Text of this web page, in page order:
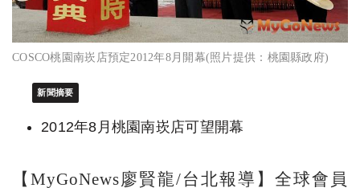
COSCO桃園南崁店預定2012年8月開幕(照片提供：桃園縣政府)
新聞摘要
2012年8月桃園南崁店可望開幕
【MyGoNews廖賢龍/台北報導】全球會員